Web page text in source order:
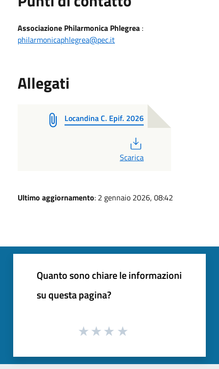
Associazione Philarmonica Phlegrea :
philarmonicaphlegrea@pec.it
Allegati
Locandina C. Epif. 2026
Scarica
Ultimo aggiornamento: 2 gennaio 2026, 08:42
Quanto sono chiare le informazioni
su questa pagina?